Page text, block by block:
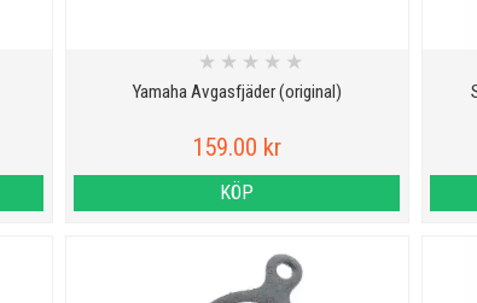
Yamaha Avgasfjäder (original)
★ ★ ★ ★ ★
159.00 kr
KÖP